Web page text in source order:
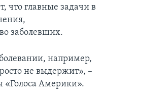
что главные задачи в
заболевших.
например,
не выдержит», –
«Голоса Америки».